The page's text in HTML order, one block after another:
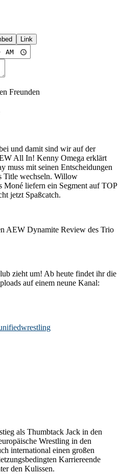
Link
Freunden
und damit sind wir auf der
All In! Kenny Omega erklärt
muss mit seinen Entscheidungen
Title wechseln. Willow
Moné liefern ein Segment auf TOP
jetzt Spaßcatch.
AEW Dynamite Review des Trio
zieht um! Ab heute findet ihr die
auf einem neune Kanal:
als Thumbtack Jack in den
Wrestling in den
international einen großen
Karriereende
den Kulissen.